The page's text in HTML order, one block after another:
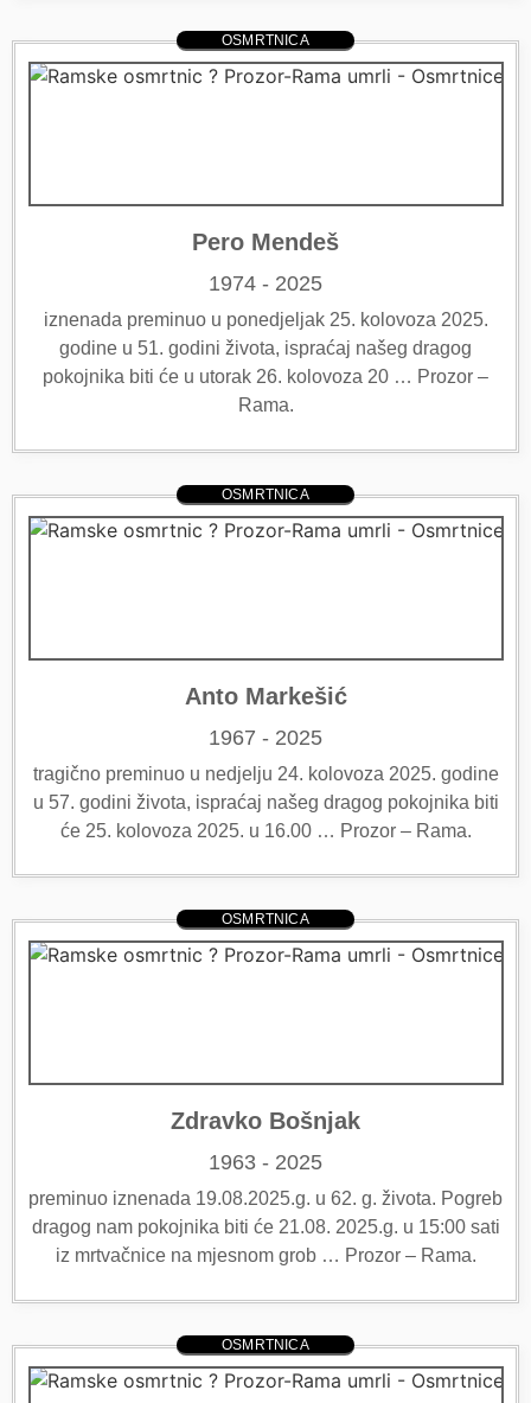
OSMRTNICA
Pero Mendeš
1974 - 2025
iznenada preminuo u ponedjeljak 25. kolovoza 2025.
godine u 51. godini života, ispraćaj našeg dragog
pokojnika biti će u utorak 26. kolovoza 20 … Prozor –
Rama.
OSMRTNICA
Anto Markešić
1967 - 2025
tragično preminuo u nedjelju 24. kolovoza 2025. godine
u 57. godini života, ispraćaj našeg dragog pokojnika biti
će 25. kolovoza 2025. u 16.00 … Prozor – Rama.
OSMRTNICA
Zdravko Bošnjak
1963 - 2025
preminuo iznenada 19.08.2025.g. u 62. g. života. Pogreb
dragog nam pokojnika biti će 21.08. 2025.g. u 15:00 sati
iz mrtvačnice na mjesnom grob … Prozor – Rama.
OSMRTNICA